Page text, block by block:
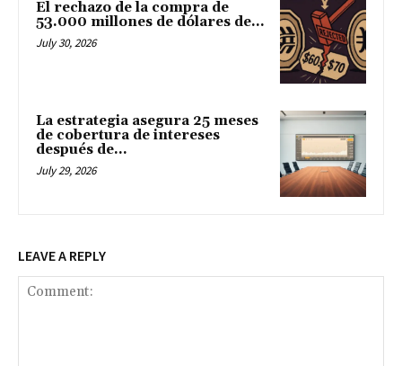
El rechazo de la compra de
53.000 millones de dólares de...
July 30, 2026
La estrategia asegura 25 meses
de cobertura de intereses
después de...
July 29, 2026
LEAVE A REPLY